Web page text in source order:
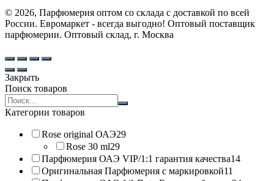
© 2026, Парфюмерия оптом со склада с доставкой по всей
России. Евромаркет - всегда выгодно! Оптовый поставщик
парфюмерии. Оптовый склад, г. Москва
Закрыть
Поиск товаров
Search
products:
Категории товаров
Rose original ОАЭ29
Rose 30 ml29
Парфюмерия ОАЭ VIP/1:1 гарантия качества14
Оригинальная Парфюмерия с маркировкой11